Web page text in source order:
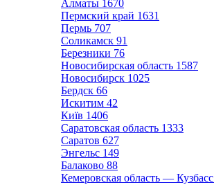
Алматы 1670
Пермский край 1631
Пермь 707
Соликамск 91
Березники 76
Новосибирская область 1587
Новосибирск 1025
Бердск 66
Искитим 42
Київ 1406
Саратовская область 1333
Саратов 627
Энгельс 149
Балаково 88
Кемеровская область — Кузбасс